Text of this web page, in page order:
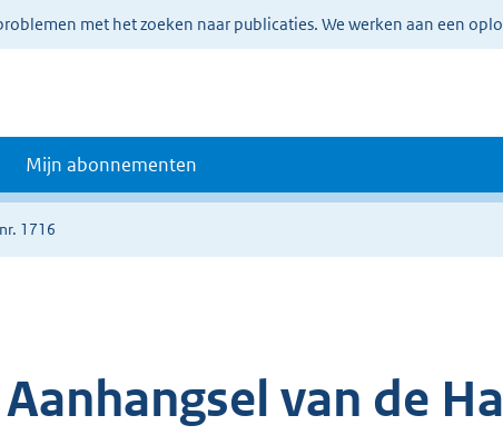
met het zoeken naar publicaties. We werken aan een
Mijn abonnementen
1716
Aanhangsel van de